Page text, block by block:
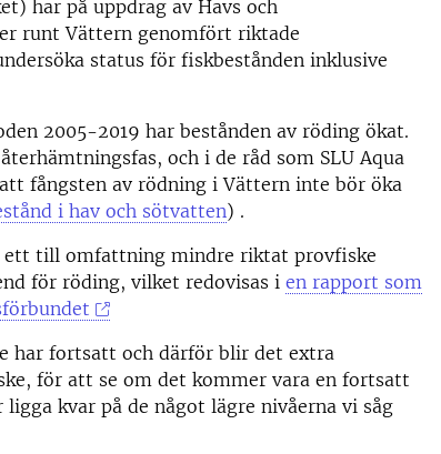
har på uppdrag av Havs och
runt Vättern genomfört riktade
status för fiskbestånden inklusive
2005-2019 har bestånden av röding ökat.
och i de råd som SLU Aqua
fångsten av rödning i Vättern inte bör öka
i hav och sötvatten) .
ett till omfattning mindre riktat provfiske
för röding, vilket redovisas i en rapport som
har fortsatt och därför blir det extra
för att se om det kommer vara en fortsatt
kvar på de något lägre nivåerna vi såg